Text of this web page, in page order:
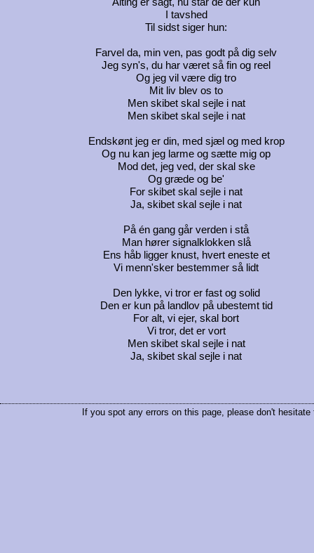
I tavshed
Til sidst siger hun:
Farvel da, min ven, pas godt på dig selv
Jeg syn's, du har været så fin og reel
Og jeg vil være dig tro
Mit liv blev os to
Men skibet skal sejle i nat
Men skibet skal sejle i nat
Endskønt jeg er din, med sjæl og med krop
Og nu kan jeg larme og sætte mig op
Mod det, jeg ved, der skal ske
Og græde og be'
For skibet skal sejle i nat
Ja, skibet skal sejle i nat
På én gang går verden i stå
Man hører signalklokken slå
Ens håb ligger knust, hvert eneste et
Vi menn'sker bestemmer så lidt
Den lykke, vi tror er fast og solid
Den er kun på landlov på ubestemt tid
For alt, vi ejer, skal bort
Vi tror, det er vort
Men skibet skal sejle i nat
Ja, skibet skal sejle i nat
If you spot any errors on this page, please don't